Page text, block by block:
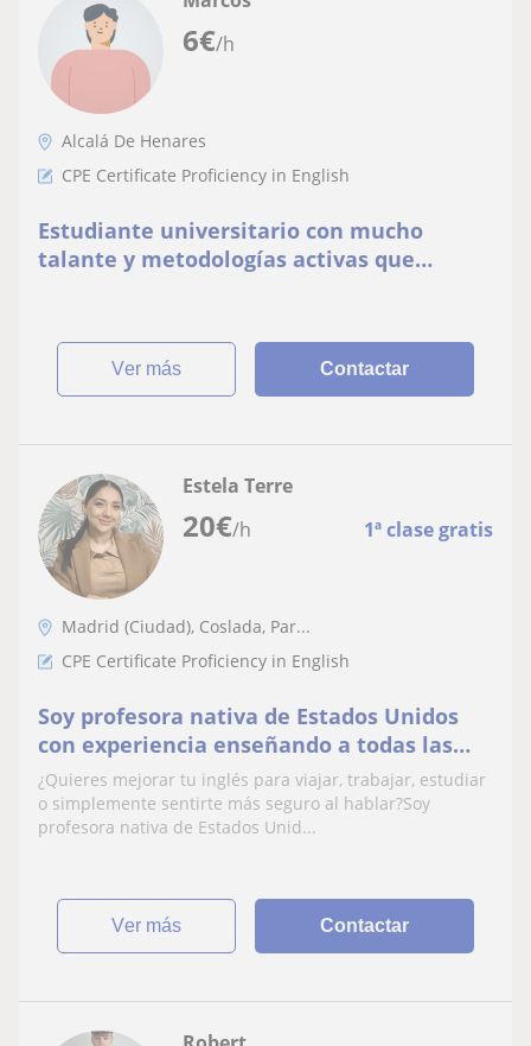
6€/h
Alcalá De Henares
CPE Certificate Proficiency in English
Estudiante universitario con mucho
talante y metodologías activas que
ver más Contactar
20€/h 1ª clase gratis
Estela Terre
Madrid (Ciudad), Coslada, Par...
CPE Certificate Proficiency in English
Soy profesora nativa de Estados Unidos
con experiencia enseñando a todas las
edades y niveles
¿Quieres mejorar tu inglés para viajar, trabajar, estudiar
o simplemente sentirte más seguro al hablar?Soy
profesora nativa de Estados Unid...
ver más Contactar